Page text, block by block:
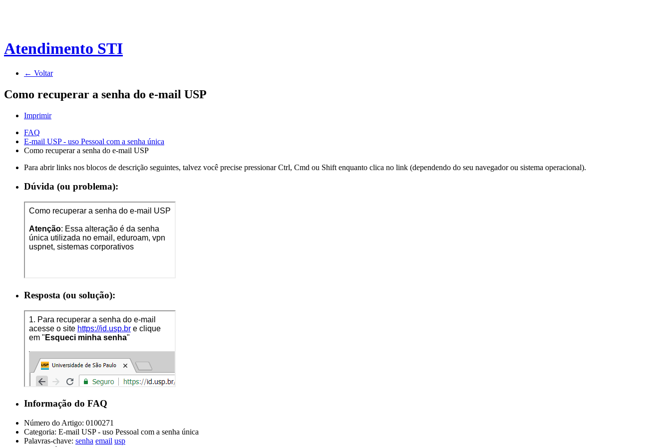
Atendimento STI
← Voltar
Como recuperar a senha do e-mail USP
Imprimir
FAQ
E-mail USP - uso Pessoal com a senha única
Como recuperar a senha do e-mail USP
Para abrir links nos blocos de descrição seguintes, talvez você precise pressionar Ctrl, Cmd ou Shift enquanto clica no link (dependendo do seu navegador ou sistema operacional).
Dúvida (ou problema):
Resposta (ou solução):
Informação do FAQ
Número do Artigo: 0100271
Categoria: E-mail USP - uso Pessoal com a senha única
Palavras-chave: senha email usp